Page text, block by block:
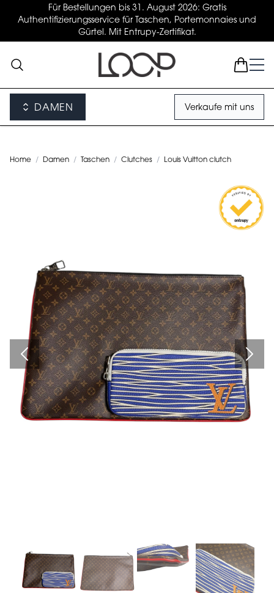
Für Bestellungen bis 31. August 2026: Gratis
Authentifizierungsservice für Taschen, Portemonnaies und
Gürtel. Mit Entrupy-Zertifikat.
DAMEN Verkaufe mit uns
Home / Damen / Taschen / Clutches / Louis Vuitton clutch